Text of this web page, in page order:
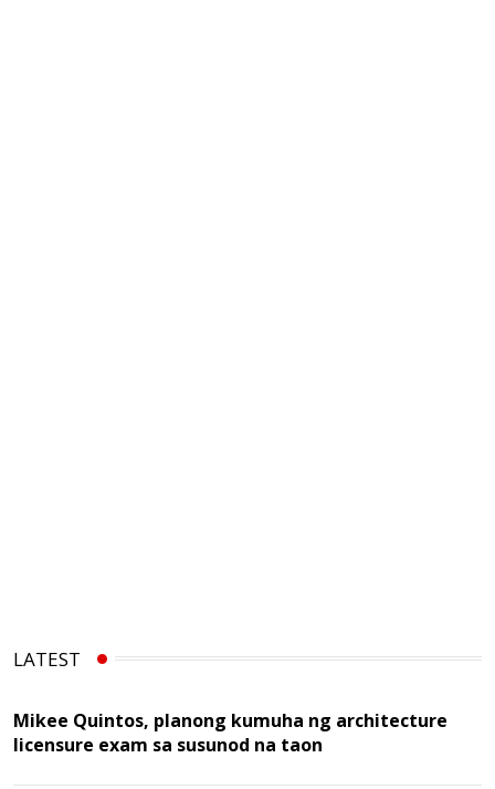
LATEST
Mikee Quintos, planong kumuha ng architecture
licensure exam sa susunod na taon